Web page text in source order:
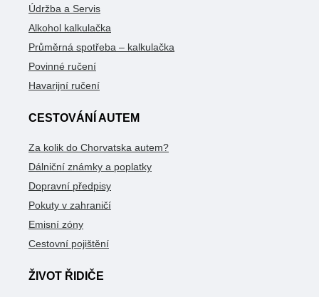
Údržba a Servis
Alkohol kalkulačka
Průměrná spotřeba – kalkulačka
Povinné ručení
Havarijní ručení
CESTOVÁNÍ AUTEM
Za kolik do Chorvatska autem?
Dálniční známky a poplatky
Dopravní předpisy
Pokuty v zahraničí
Emisní zóny
Cestovní pojištění
ŽIVOT ŘIDIČE